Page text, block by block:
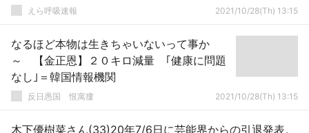
えら呼吸速報 2021/10/28(Th) 13:15
なるほど本物は生きちゃいないって事か
～ 【金正恩】２０キロ減量 ｢健康に問題
なし｣＝韓国情報機関
反日愚国 恨寓瘻 2021/10/28(Th) 13:15
木下優樹菜さん(33)20年7/6日に芸能界からの引退発表。